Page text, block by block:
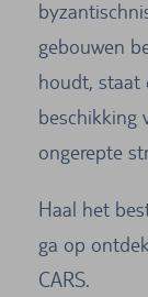
gebouwen
houdt, staat
beschikking
ongerepte
Haal het
ga op
CARS.